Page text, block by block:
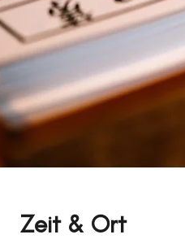
Zeit & Ort